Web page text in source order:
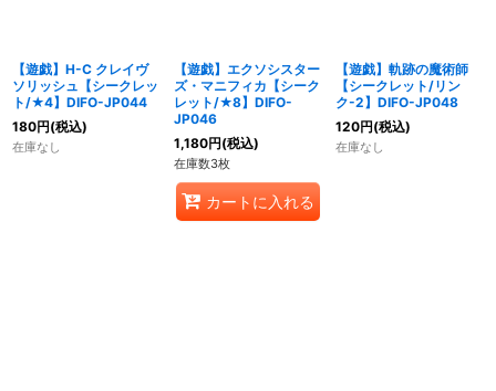
【遊戯】H-C クレイヴ
ソリッシュ【シークレッ
ト/★4】DIFO-JP044
180円(税込)
在庫なし
【遊戯】エクソシスター
ズ・マニフィカ【シーク
レット/★8】DIFO-
JP046
1,180円(税込)
在庫数3枚
カートに入れる
【遊戯】軌跡の魔術師
【シークレット/リン
ク-2】DIFO-JP048
120円(税込)
在庫なし